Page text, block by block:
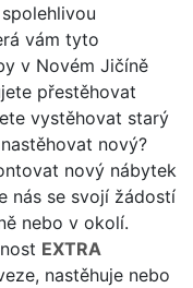
vám tyto
v Novém Jičíně
přestěhovat
vystěhovat starý
nový?
nový nábytek
nás se svojí žádostí
nebo v okolí.
EXTRA
nastěhuje nebo